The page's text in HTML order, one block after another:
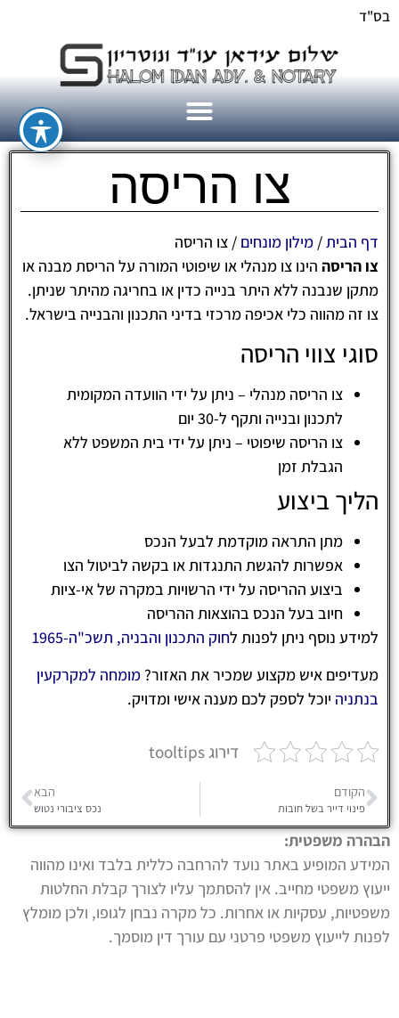
בס"ד
צו הריסה
דף הבית/ מילון מונחים / צו הריסה
צו הריסה הינו צו מנהלי או שיפוטי המורה על הריסת מבנה או
מתקן שנבנה ללא היתר בנייה כדין או בחריגה מהיתר שניתן.
צו זה מהווה כלי אכיפה מרכזי בדיני התכנון והבנייה בישראל.
סוגי צווי הריסה
צו הריסה מנהלי – ניתן על ידי הוועדה המקומית
לתכנון ובנייה ותקף ל-30 יום
צו הריסה שיפוטי – ניתן על ידי בית המשפט ללא
הגבלת זמן
הליך ביצוע
מתן התראה מוקדמת לבעל הנכס
אפשרות להגשת התנגדות או בקשה לביטול הצו
ביצוע ההריסה על ידי הרשויות במקרה של אי-ציות
חיוב בעל הנכס בהוצאות ההריסה
למידע נוסף ניתן לפנות לחוק התכנון והבניה, תשכ"ה-1965
מעדיפים איש מקצוע שמכיר את האזור? מומחה למקרקעין
בנתניה יוכל לספק לכם מענה אישי ומדויק.
דירוג tooltips
הקודם
פינוי דייר בשל חובות
הבא
נכס ציבורי נטוש
הבהרה משפטית:
המידע המופיע באתר נועד להרחבה כללית בלבד ואינו מהווה
ייעוץ משפטי מחייב. אין להסתמך עליו לצורך קבלת החלטות
משפטיות, עסקיות או אחרות. כל מקרה נבחן לגופו, ולכן מומלץ
לפנות לייעוץ משפטי פרטני עם עורך דין מוסמך.